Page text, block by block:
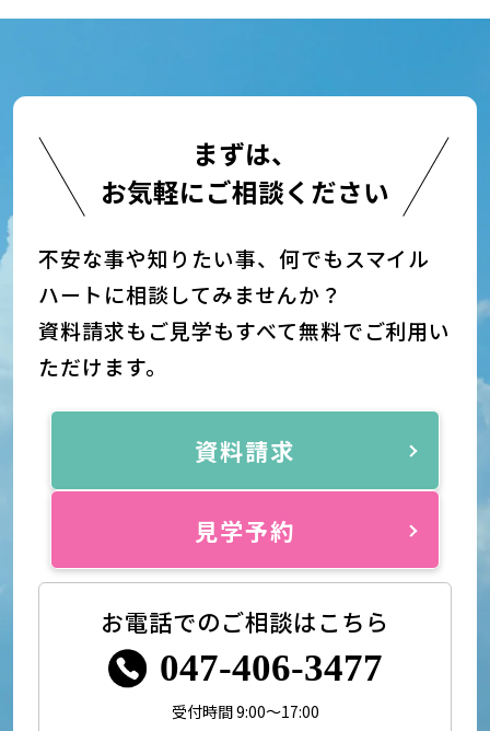
まずは、
お気軽にご相談ください
不安な事や知りたい事、何でもスマイル
ハートに相談してみませんか？
資料請求もご見学もすべて無料でご利用い
ただけます。
資料請求
見学予約
お電話でのご相談はこちら
047-406-3477
受付時間 9:00～17:00